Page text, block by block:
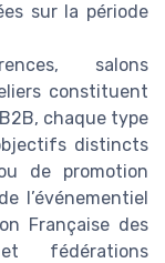
sur la période
salons
constituent
chaque type
distincts
de promotion
l’événementiel
Française des
fédérations